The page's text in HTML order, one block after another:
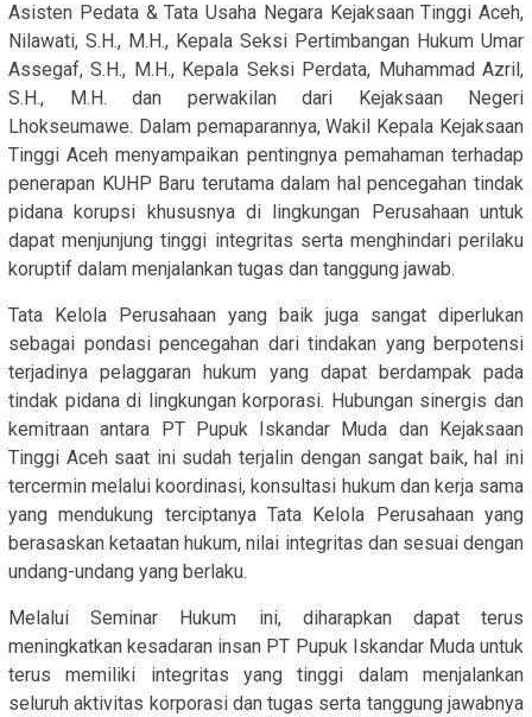
Asisten Pedata & Tata Usaha Negara Kejaksaan Tinggi Aceh,
Nilawati, S.H., M.H., Kepala Seksi Pertimbangan Hukum Umar
Assegaf, S.H., M.H., Kepala Seksi Perdata, Muhammad Azril,
S.H., M.H. dan perwakilan dari Kejaksaan Negeri
Lhokseumawe. Dalam pemaparannya, Wakil Kepala Kejaksaan
Tinggi Aceh menyampaikan pentingnya pemahaman terhadap
penerapan KUHP Baru terutama dalam hal pencegahan tindak
pidana korupsi khususnya di lingkungan Perusahaan untuk
dapat menjunjung tinggi integritas serta menghindari perilaku
koruptif dalam menjalankan tugas dan tanggung jawab.
Tata Kelola Perusahaan yang baik juga sangat diperlukan
sebagai pondasi pencegahan dari tindakan yang berpotensi
terjadinya pelaggaran hukum yang dapat berdampak pada
tindak pidana di lingkungan korporasi. Hubungan sinergis dan
kemitraan antara PT Pupuk Iskandar Muda dan Kejaksaan
Tinggi Aceh saat ini sudah terjalin dengan sangat baik, hal ini
tercermin melalui koordinasi, konsultasi hukum dan kerja sama
yang mendukung terciptanya Tata Kelola Perusahaan yang
berasaskan ketaatan hukum, nilai integritas dan sesuai dengan
undang-undang yang berlaku.
Melalui Seminar Hukum ini, diharapkan dapat terus
meningkatkan kesadaran insan PT Pupuk Iskandar Muda untuk
terus memiliki integritas yang tinggi dalam menjalankan
seluruh aktivitas korporasi dan tugas serta tanggung jawabnya